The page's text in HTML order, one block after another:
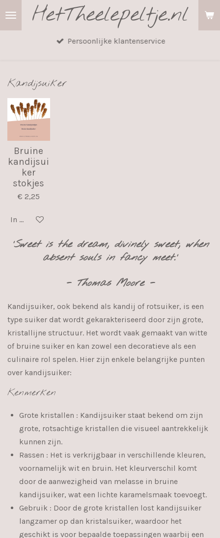
Ga
HetTheelepeltje.nl
Persoonlijke klantenservice
Kandijsuiker
Bruine
kandijsui
ker
stokjes
€ 2,25
In winkelwagen
'Sweet is the dream, divinely sweet, when
absent souls in fancy meet.'
- Thomas Moore -
Kandijsuiker, ook bekend als kandij of rotsuiker, is een
type suiker dat wordt gekarakteriseerd door zijn grote,
kristallijne structuur. Het wordt vaak gemaakt van witte
of bruine suiker en kan zowel een decoratieve als een
culinaire rol spelen. Hier zijn enkele belangrijke punten
over kandijsuiker:
Kenmerken
Grote kristallen : Kandijsuiker staat bekend om zijn
grote, rotsachtige kristallen die visueel aantrekkelijk
kunnen zijn.
Rassen : Het is verkrijgbaar in verschillende kleuren,
voornamelijk wit en bruin. Het kleurverschil komt
door de aanwezigheid van melasse in bruine
kandijsuiker, wat een lichte karamelsmaak toevoegt.
Gebruik : Door de grote kristallen lost kandijsuiker
langzamer op dan kristalsuiker, waardoor het
geschikt is voor bepaalde toepassingen waarbij een